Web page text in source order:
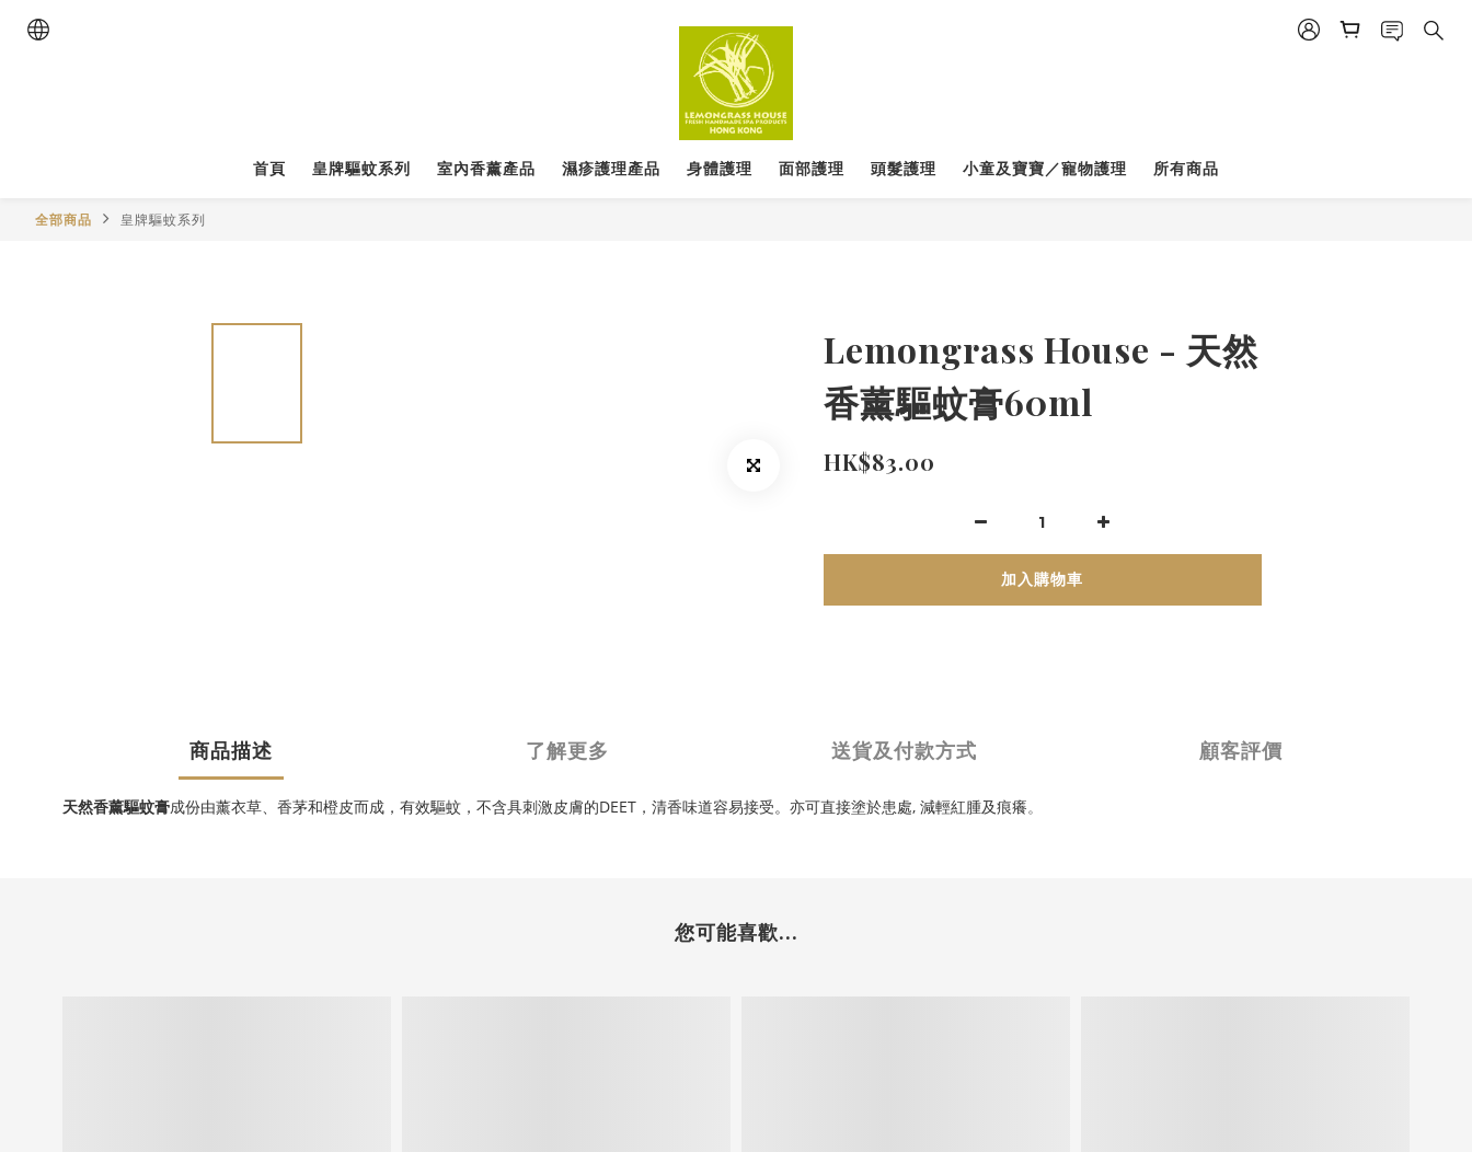
首頁 皇牌驅蚊系列 室內香薰產品 濕疹護理產品 身體護理 面部護理 頭髮護理 小童及寶寶／寵物護理 所有商品
全部商品 皇牌驅蚊系列
Lemongrass House - 天然
香薰驅蚊膏60ml
HK$83.00
加入購物車
商品描述 了解更多 送貨及付款方式 顧客評價
天然香薰驅蚊膏成份由薰衣草、香茅和橙皮而成，有效驅蚊，不含具刺激皮膚的DEET，清香味道容易接受。亦可直接塗於患處, 減輕紅腫及痕癢。
您可能喜歡...